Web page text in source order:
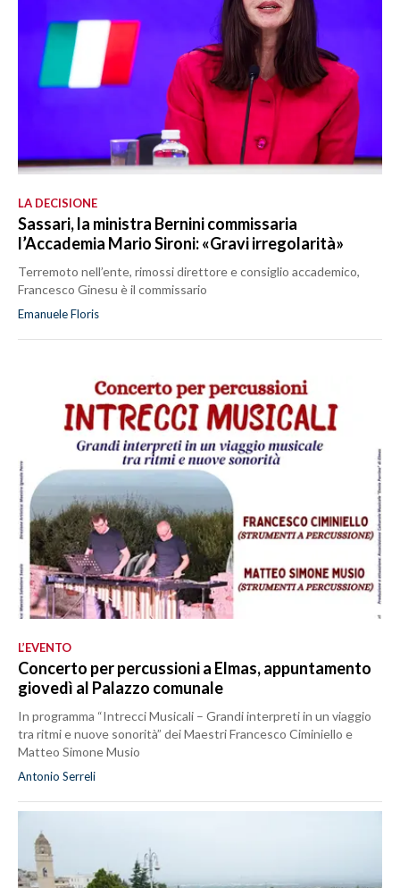
LA DECISIONE
Sassari, la ministra Bernini commissaria
l’Accademia Mario Sironi: «Gravi irregolarità»
Terremoto nell’ente, rimossi direttore e consiglio accademico,
Francesco Ginesu è il commissario
Emanuele Floris
L’EVENTO
Concerto per percussioni a Elmas, appuntamento
giovedì al Palazzo comunale
In programma “Intrecci Musicali – Grandi interpreti in un viaggio
tra ritmi e nuove sonorità” dei Maestri Francesco Ciminiello e
Matteo Simone Musio
Antonio Serreli